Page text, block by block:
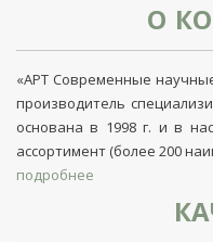
О
«АРТ Современные
производитель
основана в 1998 г. и в
ассортимент (более 200
подробнее